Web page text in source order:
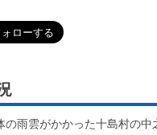
雨雲がかかった十島村の